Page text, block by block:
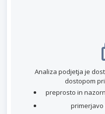
Analiza podjetja je
dostopom
preprosto in
primerjavo